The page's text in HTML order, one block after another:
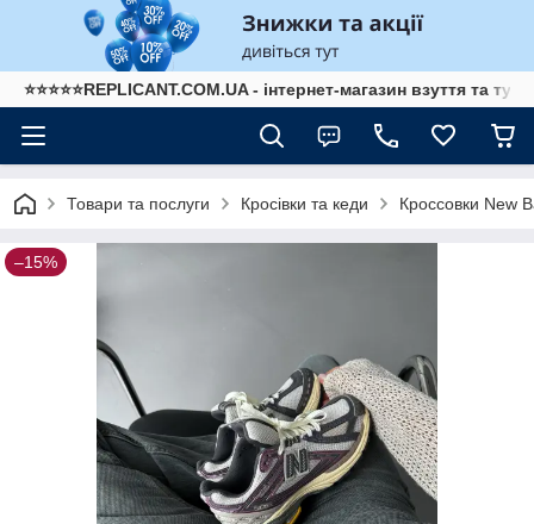
⭐⭐⭐⭐⭐REPLICANT.COM.UA - інтернет-магазин взуття та
Товари та послуги Кросівки та кеди Кроссовки New
–15%